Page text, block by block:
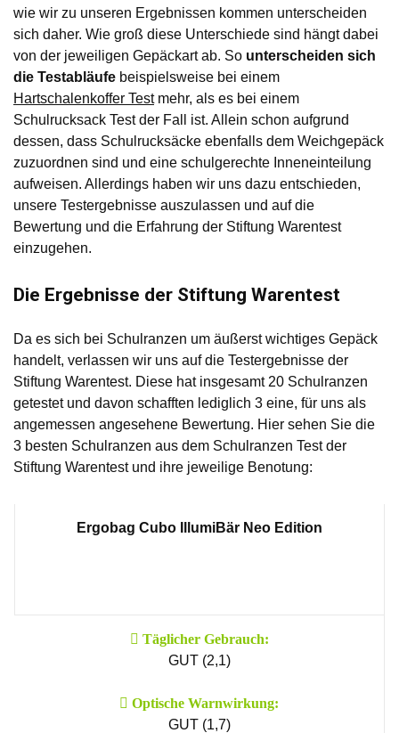
wie wir zu unseren Ergebnissen kommen unterscheiden
sich daher. Wie groß diese Unterschiede sind hängt dabei
von der jeweiligen Gepäckart ab. So unterscheiden sich
die Testabläufe beispielsweise bei einem
Hartschalenkoffer Testmehr, als es bei einem
Schulrucksack Test der Fall ist. Allein schon aufgrund
dessen, dass Schulrucksäcke ebenfalls dem Weichgepäck
zuzuordnen sind und eine schulgerechte Inneneinteilung
aufweisen. Allerdings haben wir uns dazu entschieden,
unsere Testergebnisse auszulassen und auf die
Bewertung und die Erfahrung der Stiftung Warentest
einzugehen.
Die Ergebnisse der Stiftung Warentest
Da es sich bei Schulranzen um äußerst wichtiges Gepäck
handelt, verlassen wir uns auf die Testergebnisse der
Stiftung Warentest. Diese hat insgesamt 20 Schulranzen
getestet und davon schafften lediglich 3 eine, für uns als
angemessen angesehene Bewertung. Hier sehen Sie die
3 besten Schulranzen aus dem Schulranzen Test der
Stiftung Warentest und ihre jeweilige Benotung:
Ergobag Cubo IllumiBär Neo Edition
Täglicher Gebrauch:
GUT (2,1)
Optische Warn­wirkung:
GUT (1,7)